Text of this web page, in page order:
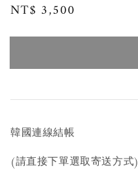
Regular
NT$ 3,500
韓國連線結帳
(請直接下單選取寄送方式)